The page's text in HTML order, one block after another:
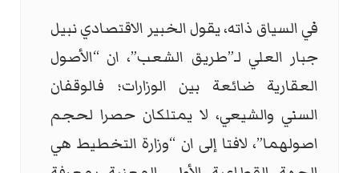
في السياق ذاته، يقول الخبير الاقتصادي نبيل
جبار العلي لـ”طريق الشعب”، ان “الأصول
العقارية ضائعة بين الوزارات؛ فالوقفان
السني والشيعي، لا يمتلكان حصرا لحجم
اصولهما”، لافتا إلى ان “وزارة التخطيط هي